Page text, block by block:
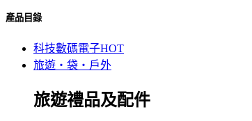
產品目錄
科技數碼電子HOT
旅遊‧袋‧戶外
旅遊禮品及配件